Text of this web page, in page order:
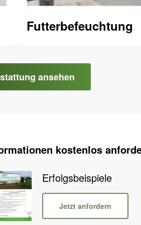
Futterbefeuchtung
ansehen
kostenlos
Erfolgsbeispiele
Jetzt anfordern